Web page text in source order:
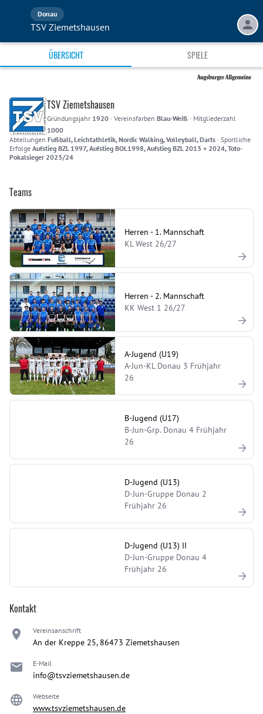
Donau
TSV Ziemetshausen
ÜBERSICHT SPIELE
TSV Ziemetshausen
Gründungsjahr 1920 · Vereinsfarben Blau-Weiß · Mitgliederzahl
1000
Abteilungen Fußball, Leichtathletik, Nordic Walking, Volleyball, Darts · Sportliche
Erfolge Aufstieg BZL 1997, Aufstieg BOL1998, Aufstieg BZL 2013 + 2024, Toto-
Pokalsieger 2023/24
Teams
Herren - 1. Mannschaft
KL West 26/27
Herren - 2. Mannschaft
KK West 1 26/27
A-Jugend (U19)
A-Jun-KL Donau 3 Frühjahr
26
B-Jugend (U17)
B-Jun-Grp. Donau 4 Frühjahr
26
D-Jugend (U13)
D-Jun-Gruppe Donau 2
Frühjahr 26
D-Jugend (U13) II
D-Jun-Gruppe Donau 4
Frühjahr 26
Kontakt
Vereinsanschrift
An der Kreppe 25, 86473 Ziemetshausen
E-Mail
info@tsvziemetshausen.de
Webseite
www.tsvziemetshausen.de